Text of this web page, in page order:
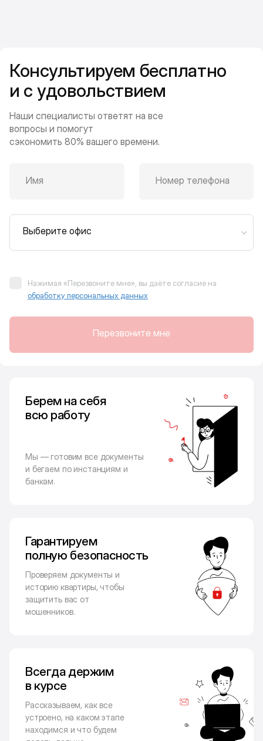
Консультируем бесплатно
и с удовольствием
Наши специалисты ответят на все
вопросы и помогут
сэкономить 80% вашего времени.
Имя Номер телефона
Выберите офис
Нажимая «Перезвоните мне», вы даёте согласие на
обработку персональных данных
Перезвоните мне
Берем на себя
всю работу
Мы — готовим все документы
и бегаем по инстанциям и
банкам.
Гарантируем
полную безопасность
Проверяем документы и
историю квартиры, чтобы
защитить вас от
мошенников.
Всегда держим
в курсе
Рассказываем, как все
устроено, на каком этапе
находимся и что будем